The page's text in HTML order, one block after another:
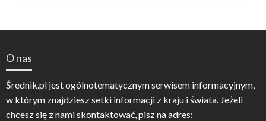
O nas
Średnik.pl jest ogólnotematycznym serwisem informacyjnym,
w którym znajdziesz setki informacji z kraju i świata. Jeżeli
chcesz się z nami skontaktować, pisz na adres: